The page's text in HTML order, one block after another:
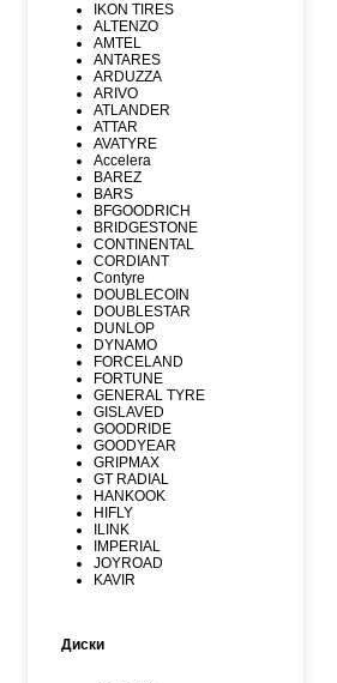
IKON TIRES
ALTENZO
AMTEL
ANTARES
ARDUZZA
ARIVO
ATLANDER
ATTAR
AVATYRE
Accelera
BAREZ
BARS
BFGOODRICH
BRIDGESTONE
CONTINENTAL
CORDIANT
Contyre
DOUBLECOIN
DOUBLESTAR
DUNLOP
DYNAMO
FORCELAND
FORTUNE
GENERAL TYRE
GISLAVED
GOODRIDE
GOODYEAR
GRIPMAX
GT RADIAL
HANKOOK
HIFLY
ILINK
IMPERIAL
JOYROAD
KAVIR
LAUFENN
Диски